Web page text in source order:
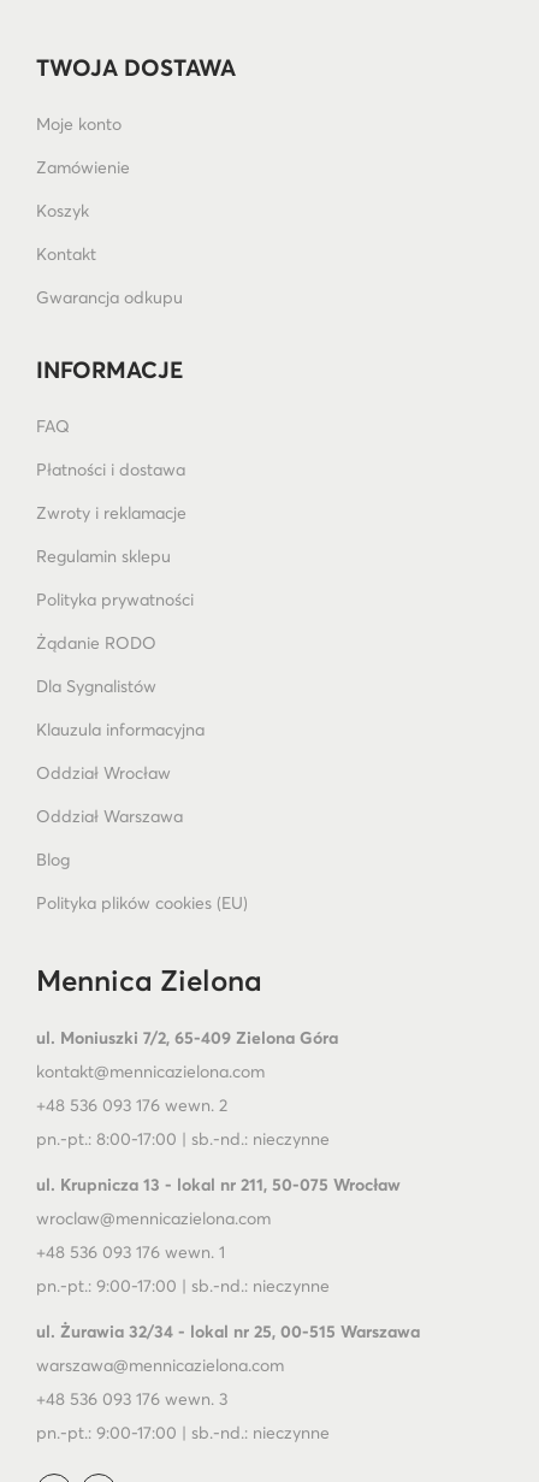
TWOJA DOSTAWA
Moje konto
Zamówienie
Koszyk
Kontakt
Gwarancja odkupu
INFORMACJE
FAQ
Płatności i dostawa
Zwroty i reklamacje
Regulamin sklepu
Polityka prywatności
Żądanie RODO
Dla Sygnalistów
Klauzula informacyjna
Oddział Wrocław
Oddział Warszawa
Blog
Polityka plików cookies (EU)
Mennica Zielona
ul. Moniuszki 7/2, 65-409 Zielona Góra
kontakt@mennicazielona.com
+48 536 093 176 wewn. 2
pn.-pt.: 8:00-17:00 | sb.-nd.: nieczynne
ul. Krupnicza 13 - lokal nr 211, 50-075 Wrocław
wroclaw@mennicazielona.com
+48 536 093 176 wewn. 1
pn.-pt.: 9:00-17:00 | sb.-nd.: nieczynne
ul. Żurawia 32/34 - lokal nr 25, 00-515 Warszawa
warszawa@mennicazielona.com
+48 536 093 176 wewn. 3
pn.-pt.: 9:00-17:00 | sb.-nd.: nieczynne